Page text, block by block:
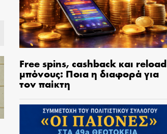
Free spins, cashback και reload
μπόνους: Ποια η διαφορά για
τον παίκτη